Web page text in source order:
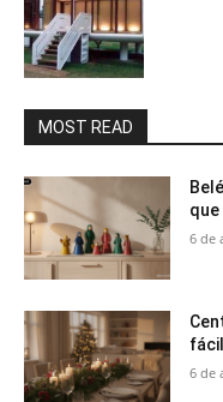
MOST READ
6 de
6 de